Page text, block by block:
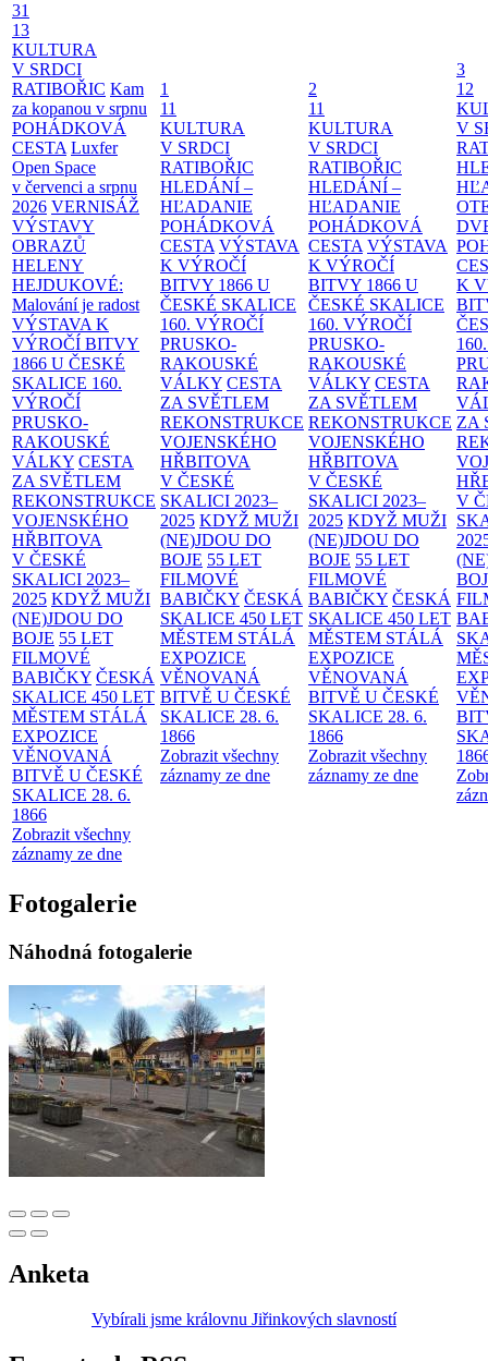
31
13
KULTURA
V SRDCI
RATIBOŘIC Kam
za kopanou v srpnu
POHÁDKOVÁ
CESTA Luxfer
Open Space
v červenci a srpnu
2026 VERNISÁŽ
VÝSTAVY
OBRAZŮ
HELENY
HEJDUKOVÉ:
Malování je radost
VÝSTAVA K
VÝROČÍ BITVY
1866 U ČESKÉ
SKALICE 160.
VÝROČÍ
PRUSKO-
RAKOUSKÉ
VÁLKY CESTA
ZA SVĚTLEM
REKONSTRUKCE
VOJENSKÉHO
HŘBITOVA
V ČESKÉ
SKALICI 2023–
2025 KDYŽ MUŽI
(NE)JDOU DO
BOJE 55 LET
FILMOVÉ
BABIČKY ČESKÁ
SKALICE 450 LET
MĚSTEM STÁLÁ
EXPOZICE
VĚNOVANÁ
BITVĚ U ČESKÉ
SKALICE 28. 6.
1866
Zobrazit všechny
záznamy ze dne
1
11
KULTURA
V SRDCI
RATIBOŘIC
HLEDÁNÍ –
HĽADANIE
POHÁDKOVÁ
CESTA VÝSTAVA
K VÝROČÍ
BITVY 1866 U
ČESKÉ SKALICE
160. VÝROČÍ
PRUSKO-
RAKOUSKÉ
VÁLKY CESTA
ZA SVĚTLEM
REKONSTRUKCE
VOJENSKÉHO
HŘBITOVA
V ČESKÉ
SKALICI 2023–
2025 KDYŽ MUŽI
(NE)JDOU DO
BOJE 55 LET
FILMOVÉ
BABIČKY ČESKÁ
SKALICE 450 LET
MĚSTEM STÁLÁ
EXPOZICE
VĚNOVANÁ
BITVĚ U ČESKÉ
SKALICE 28. 6.
1866
Zobrazit všechny
záznamy ze dne
2
11
KULTURA
V SRDCI
RATIBOŘIC
HLEDÁNÍ –
HĽADANIE
POHÁDKOVÁ
CESTA VÝSTAVA
K VÝROČÍ
BITVY 1866 U
ČESKÉ SKALICE
160. VÝROČÍ
PRUSKO-
RAKOUSKÉ
VÁLKY CESTA
ZA SVĚTLEM
REKONSTRUKCE
VOJENSKÉHO
HŘBITOVA
V ČESKÉ
SKALICI 2023–
2025 KDYŽ MUŽI
(NE)JDOU DO
BOJE 55 LET
FILMOVÉ
BABIČKY ČESKÁ
SKALICE 450 LET
MĚSTEM STÁLÁ
EXPOZICE
VĚNOVANÁ
BITVĚ U ČESKÉ
SKALICE 28. 6.
1866
Zobrazit všechny
záznamy ze dne
3
12
V
K
ZA
V
Fotogalerie
Náhodná fotogalerie
Anketa
Vybírali jsme královnu Jiřinkových slavností